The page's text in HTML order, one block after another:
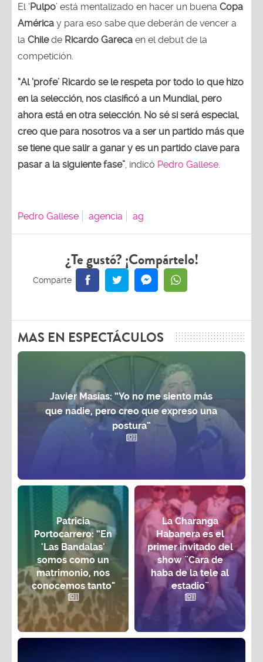
El ‘Pulpo’ está mentalizado en hacer un buena Copa
América y para eso sabe que deberán de vencer a
la Chilede Ricardo Gareca en el debut de la
competición.
“Al ‘profe’ Ricardo se le respeta por todo lo que hizo
en la selección, nos clasificó a un Mundial, pero
ahora está en otra selección. No sé si será especial,
creo que para nosotros va a ser un partido más que
se tiene que salir a ganar y es un partido clave para
pasar a la siguiente fase” , indicó Pedro Gallese
Pedro Gallese agencia ag
¿Te gustó? ¡Compártelo!
MAS EN ESPECTÁCULOS
Javier Masías: “Yo no me siento más
que nadie, pero creo que expreso una
postura”
Patricia
Portocarrero: “En
'Las Bandalas'
somos como un
matrimonio, nos
conocemos tanto"
La Charanga
Habanera es el
primer invitado del
show ¨Cara de
haba de la tele al
estadio¨